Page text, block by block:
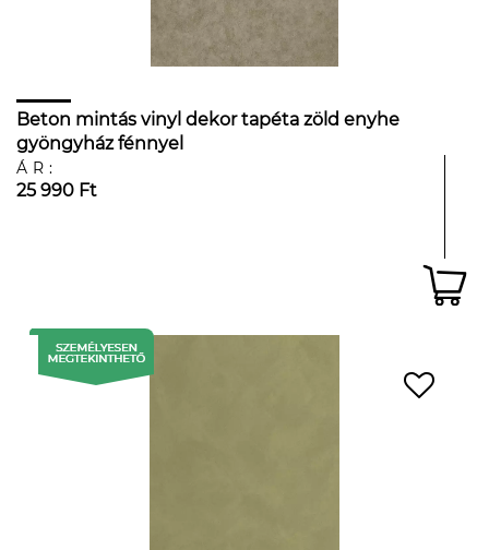
Beton mintás vinyl dekor tapéta zöld enyhe
gyöngyház fénnyel
ÁR:
25 990 Ft